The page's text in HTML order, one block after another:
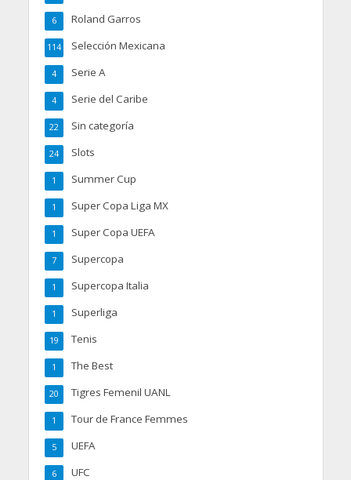
Roland Garros
6
Selección Mexicana
114
Serie A
4
Serie del Caribe
4
Sin categoría
22
Slots
24
Summer Cup
1
Super Copa Liga MX
1
Super Copa UEFA
1
Supercopa
7
Supercopa Italia
1
Superliga
1
Tenis
19
The Best
1
Tigres Femenil UANL
20
Tour de France Femmes
1
UEFA
5
UFC
6